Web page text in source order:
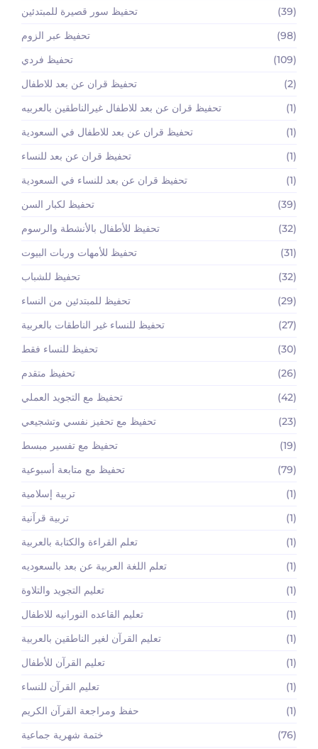
تحفيظ سور قصيرة للمبتدئين
(39)
تحفيظ عبر الزوم
(98)
تحفيظ فردي
(109)
تحفيظ قران عن بعد للاطفال
(2)
تحفيظ قران عن بعد للاطفال غيرالناطقين بالعربيه
(1)
تحفيظ قران عن بعد للاطفال في السعودية
(1)
تحفيظ قران عن بعد للنساء
(1)
تحفيظ قران عن بعد للنساء في السعودية
(1)
تحفيظ لكبار السن
(39)
تحفيظ للأطفال بالأنشطة والرسوم
(32)
تحفيظ للأمهات وربات البيوت
(31)
تحفيظ للشباب
(32)
تحفيظ للمبتدئين من النساء
(29)
تحفيظ للنساء غير الناطقات بالعربية
(27)
تحفيظ للنساء فقط
(30)
تحفيظ متقدم
(26)
تحفيظ مع التجويد العملي
(42)
تحفيظ مع تحفيز نفسي وتشجيعي
(23)
تحفيظ مع تفسير مبسط
(19)
تحفيظ مع متابعة أسبوعية
(79)
تربية إسلامية
(1)
تربية قرآنية
(1)
تعلم القراءة والكتابة بالعربية
(1)
تعلم اللغة العربية عن بعد بالسعوديه
(1)
تعليم التجويد والتلاوة
(1)
تعليم القاعده النورانيه للاطفال
(1)
تعليم القرآن لغير الناطقين بالعربية
(1)
تعليم القرآن للأطفال
(1)
تعليم القرآن للنساء
(1)
حفظ ومراجعة القرآن الكريم
(1)
ختمة شهرية جماعية
(76)